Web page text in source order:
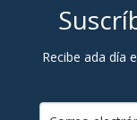
Recibe ada día